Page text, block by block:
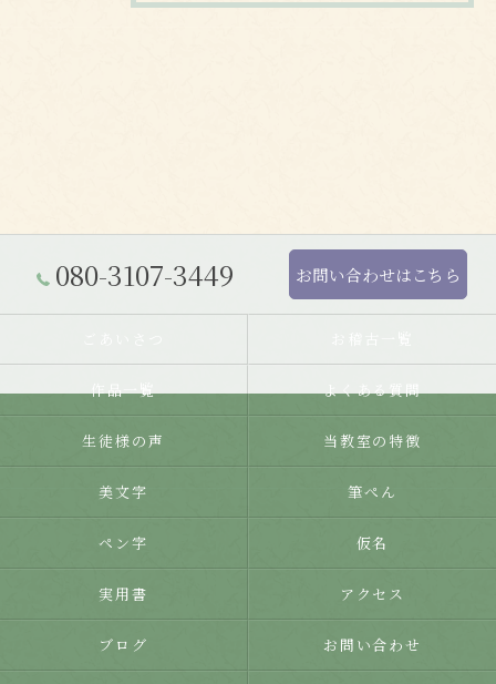
080-3107-3449 お問い合わせはこちら
作品一覧 よくある質問
生徒様の声 当教室の特徴
美文字 筆ぺん
ペン字 仮名
実用書 アクセス
ブログ お問い合わせ